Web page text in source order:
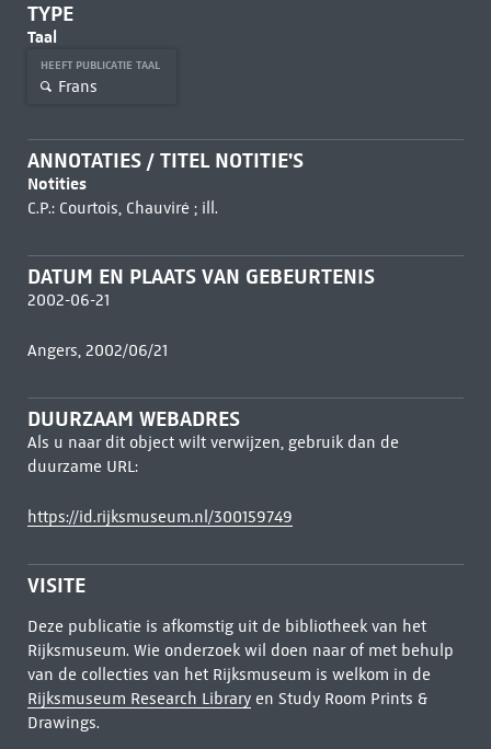
TYPE
Taal
HEEFT PUBLICATIE TAAL
Frans
ANNOTATIES / TITEL NOTITIE'S
Notities
C.P.: Courtois, Chauviré ; ill.
DATUM EN PLAATS VAN GEBEURTENIS
2002-06-21
Angers, 2002/06/21
DUURZAAM WEBADRES
Als u naar dit object wilt verwijzen, gebruik dan de
duurzame URL:
https://id.rijksmuseum.nl/300159749
VISITE
Deze publicatie is afkomstig uit de bibliotheek van het
Rijksmuseum. Wie onderzoek wil doen naar of met behulp
van de collecties van het Rijksmuseum is welkom in de
Rijksmuseum Research Libraryen Study Room Prints &
Drawings.